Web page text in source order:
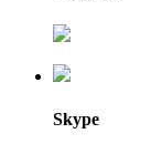
Skype